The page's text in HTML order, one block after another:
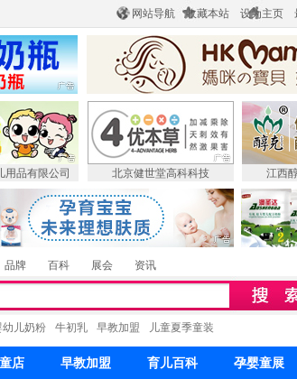
网站导航 收藏本站 设为主页
用品有限公司 北京健世堂高科科技 江西
品牌 百科 展会 资讯
幼儿奶粉 牛初乳 早教加盟 儿童夏季童装
店 早教加盟 育儿百科 孕婴童展